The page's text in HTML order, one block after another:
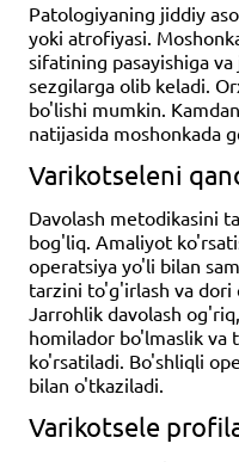
Patologiyaning jiddiy
yoki atrofiyasi.
sifatining pasayishiga
sezgilarga olib keladi.
bo'lishi mumkin.
natijasida moshonkada
Varikotseleni
Davolash metodikasini
bog'liq. Amaliyot
operatsiya yo'li bilan
tarzini to'g'irlash va dori
Jarrohlik davolash
homilador bo'lmaslik va
ko'rsatiladi. Bo'shliqli
bilan o'tkaziladi.
Varikotsele